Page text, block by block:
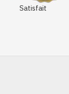
Satisfait